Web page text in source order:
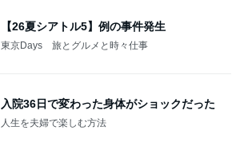
老いを感じる瞬間
東京Days 旅とグルメと時々仕事